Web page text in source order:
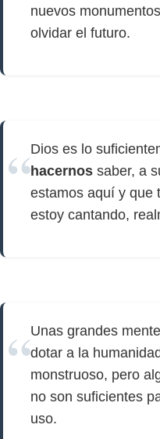
nuevos
olvidar el futuro.
Dios es lo
hacernos saber, a
estamos aquí y que
estoy cantando,
Unas grandes
dotar a la
monstruoso, pero
no son suficientes
uso.